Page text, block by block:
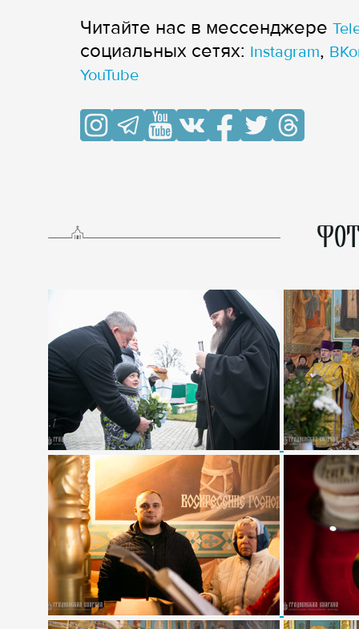
Читайте нас в мессенджере
cоциальных сетях: Instagram,
YouTube